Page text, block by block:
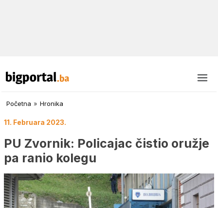
Početna » Hronika
11. Februara 2023.
PU Zvornik: Policajac čistio oružje
pa ranio kolegu